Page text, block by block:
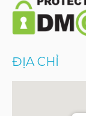
ĐỊA CHỈ